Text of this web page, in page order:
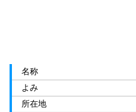
名称
よみ
所在地